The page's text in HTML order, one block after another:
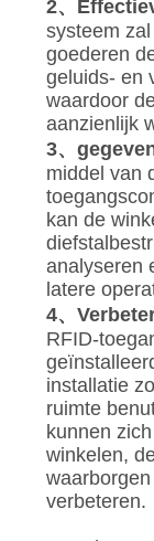
2、
systeem
goederen
geluids- en
waardoor
aanzienlijk
3、
middel van
kan de
analyseren
latere
4、
RFID-
installatie
ruimte
kunnen
winkelen,
verbeteren.